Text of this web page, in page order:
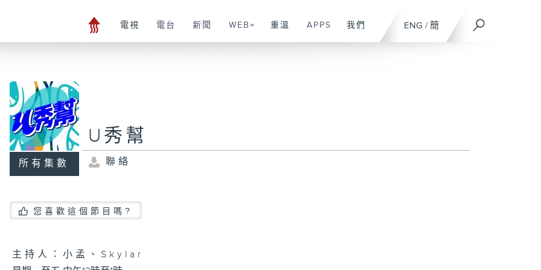
ENG / 簡
電視 電台 新聞 WEB+ 重溫 APPS 我們
所有集數
U秀幫
聯絡
您喜歡這個節目嗎?
主持人：小孟、Skylar